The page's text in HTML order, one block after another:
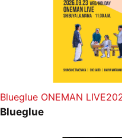
Blueglue ONEMAN
Blueglue